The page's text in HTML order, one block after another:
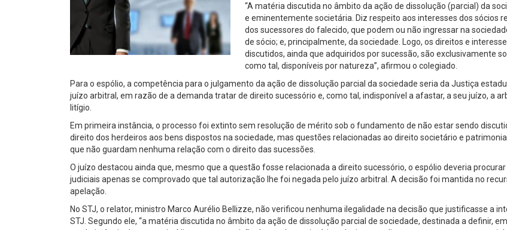
“A matéria discutida no âmbito da ação de dissolução (parcial) da
e eminentemente societária. Diz respeito aos interesses dos sócios
dos sucessores do falecido, que podem ou não ingressar na
de sócio; e, principalmente, da sociedade. Logo, os direitos e
discutidos, ainda que adquiridos por sucessão, são exclusivamente
como tal, disponíveis por natureza”, afirmou o colegiado.
Para o espólio, a competência para o julgamento da ação de dissolução parcial da sociedade seria da Justiça
juízo arbitral, em razão de a demanda tratar de direito sucessório e, como tal, indisponível a afastar, a seu juízo, a
litígio.
Em primeira instância, o processo foi extinto sem resolução de mérito sob o fundamento de não estar sendo
direito dos herdeiros aos bens dispostos na sociedade, mas questões relacionadas ao direito societário e
que não guardam nenhuma relação com o direito das sucessões.
O juízo destacou ainda que, mesmo que a questão fosse relacionada a direito sucessório, o espólio deveria procurar
judiciais apenas se comprovado que tal autorização lhe foi negada pelo juízo arbitral. A decisão foi mantida no
apelação.
No STJ, o relator, ministro Marco Aurélio Bellizze, não verificou nenhuma ilegalidade na decisão que justificasse a
STJ. Segundo ele, “a matéria discutida no âmbito da ação de dissolução parcial de sociedade, destinada a definir,